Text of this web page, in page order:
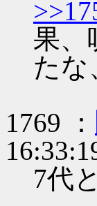
果、
たな
1769 ：
7代